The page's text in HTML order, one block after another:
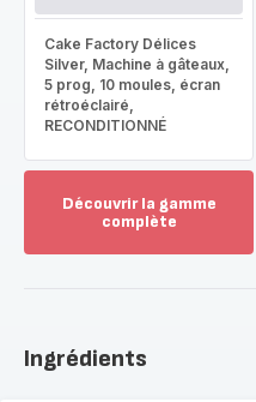
Cake Factory Délices
Silver, Machine à gâteaux,
5 prog, 10 moules, écran
rétroéclairé,
RECONDITIONNÉ
Découvrir la gamme
complète
gamme
Ingrédients